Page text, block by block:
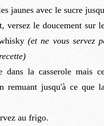
jaunes avec le sucre
versez le doucement sur
(et ne vous servez
dans la casserole mais
remuant jusqu'à ce que
au frigo.